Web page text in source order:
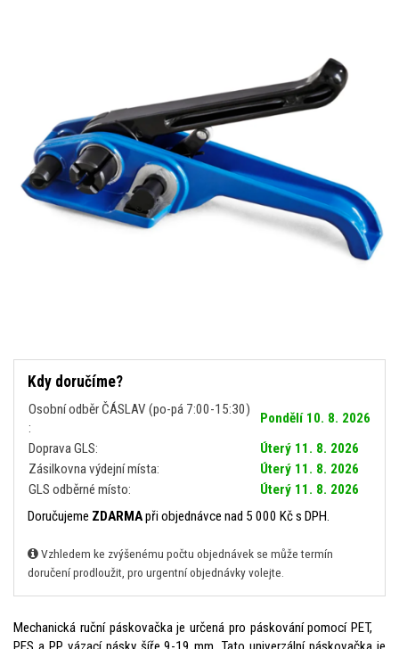
Kdy doručíme?
Osobní odběr ČÁSLAV (po-pá 7:00-15:30)
:
Pondělí 10. 8. 2026
Doprava GLS:
Úterý 11. 8. 2026
Zásilkovna výdejní místa:
Úterý 11. 8. 2026
GLS odběrné místo:
Úterý 11. 8. 2026
Doručujeme ZDARMApři objednávce nad 5 000 Kč s DPH.
Vzhledem ke zvýšenému počtu objednávek se může termín
doručení prodloužit, pro urgentní objednávky volejte.
Mechanická ruční páskovačka je určená pro páskování pomocí PET,